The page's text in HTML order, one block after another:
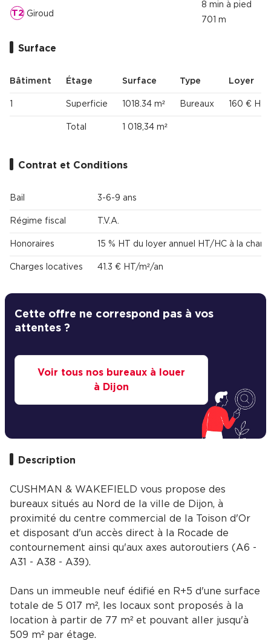
T2Giroud
8 min à pied
701 m
Surface
Bâtiment Étage Surface Type Loyer
Superficie 1018.34 m² Bureaux 160 €
Total 1 018,34 m²
Contrat et Conditions
Bail 3-6-9 ans
Régime fiscal T.V.A.
Honoraires 15 % HT du loyer annuel HT/HC à la
Charges locatives 41.3 € HT/m²/an
Cette offre ne correspond pas à vos
attentes ?
Voir tous nos bureaux à louer
à Dijon
Description
CUSHMAN & WAKEFIELD vous propose des
bureaux situés au Nord de la ville de Dijon, à
proximité du centre commercial de la Toison d'Or
et disposant d'un accès direct à la Rocade de
contournement ainsi qu'aux axes autoroutiers (A6 -
A31 - A38 - A39).
Dans un immeuble neuf édifié en R+5 d'une surface
totale de 5 017 m², les locaux sont proposés à la
location à partir de 77 m² et pouvant aller jusqu'à
509 m² par étage.